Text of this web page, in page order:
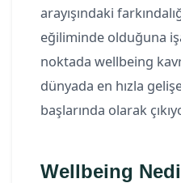
arayışındaki
eğiliminde olduğuna
noktada wellbeing
dünyada en hızla
başlarında olarak
Wellbeing